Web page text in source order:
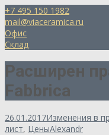
+7 495 150 1982
mail@viaceramica.ru
Офис
Склад
Расширен
Fabbrica
26.01.2017Изменения в
лист, ЦеныAlexandr